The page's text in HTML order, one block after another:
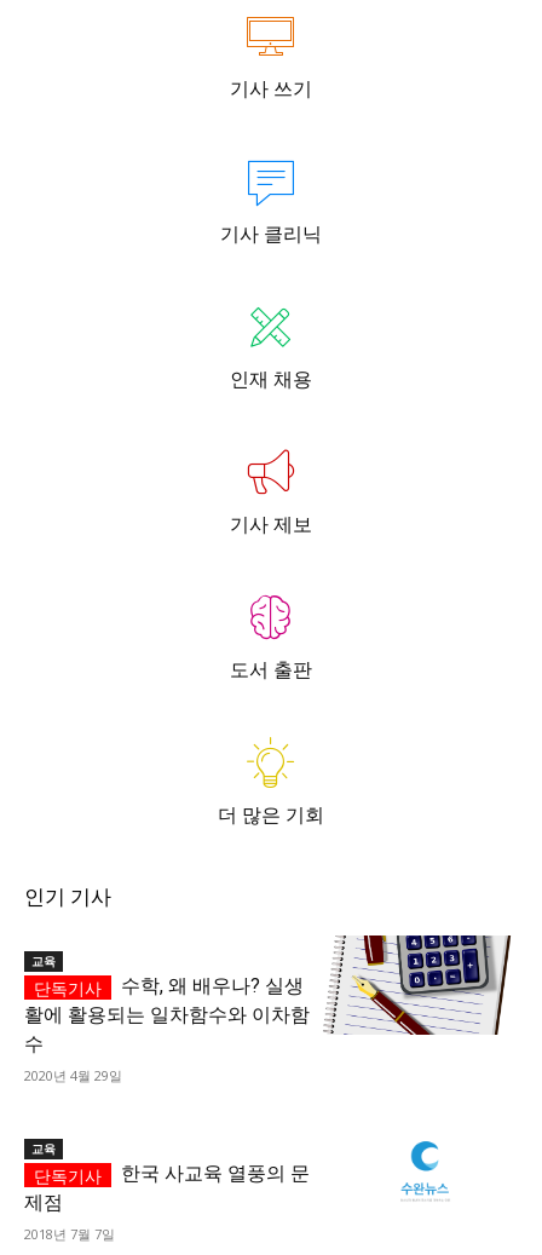
기사 쓰기
기사 클리닉
인재 채용
기사 제보
도서 출판
더 많은 기회
인기 기사
교육
수학, 왜 배우나? 실생
활에 활용되는 일차함수와 이차함
수
2020년 4월 29일
교육
한국 사교육 열풍의 문
제점
2018년 7월 7일